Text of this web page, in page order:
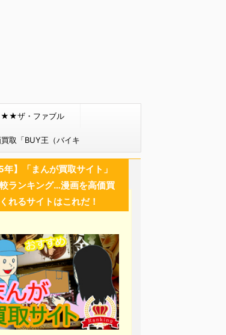
★★ザ・ファブル
取「BUY王（バイキ
ング）」
年】「まんが買取サイト」
ランキング…漫画を高価買
れるサイトはこれだ！